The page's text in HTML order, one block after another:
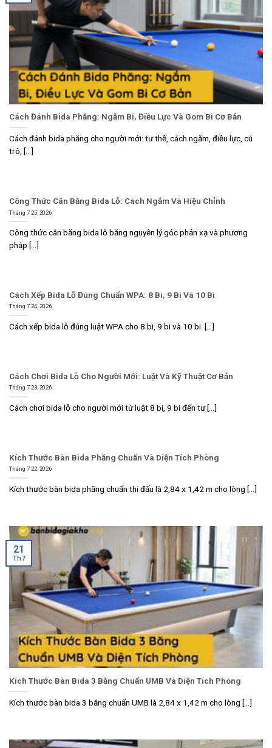
Cách Đánh Bida Phăng: Ngắm Bi, Điều Lực Và Gom Bi Cơ Bản
Cách đánh bida phăng cho người mới: tư thế, cách ngắm, điều lực, cú
trô, [...]
Công Thức Cân Băng Bida Lỗ: Cách Ngắm Và Hiệu Chỉnh
Tháng 7 25, 2026
Công thức cân băng bida lỗ bằng nguyên lý góc phản xạ và phương
pháp [...]
Cách Xếp Bida Lỗ Đúng Chuẩn WPA: 8 Bi, 9 Bi Và 10 Bi
Tháng 7 24, 2026
Cách xếp bida lỗ đúng luật WPA cho 8 bi, 9 bi và 10 bi. [...]
Cách Chơi Bida Lỗ Cho Người Mới: Luật Và Kỹ Thuật Cơ Bản
Tháng 7 23, 2026
Cách chơi bida lỗ cho người mới từ luật 8 bi, 9 bi đến tư [...]
Kích Thước Bàn Bida Phăng Chuẩn Và Diện Tích Phòng
Tháng 7 22, 2026
Kích thước bàn bida phăng chuẩn thi đấu là 2,84 x 1,42 m cho lòng [...]
Kích Thước Bàn Bida 3 Băng Chuẩn UMB Và Diện Tích Phòng
Kích thước bàn bida 3 băng chuẩn UMB là 2,84 x 1,42 m cho lòng [...]
21
Th7